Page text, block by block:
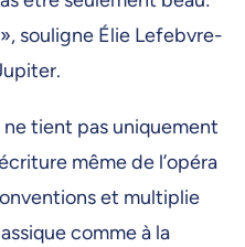
souligne Élie Lefebvre-
tient pas uniquement
même de l’opéra
et multiplie
comme à la